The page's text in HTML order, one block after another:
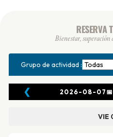
RESERVA
Bienestar, superación
Grupo de actividad :
❮ 2026-08-07📅
VIE